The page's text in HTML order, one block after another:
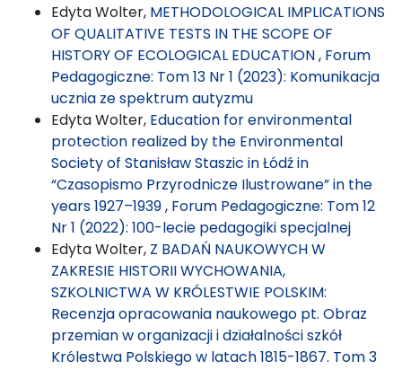
Edyta Wolter, METHODOLOGICAL IMPLICATIONS
OF QUALITATIVE TESTS IN THE SCOPE OF
HISTORY OF ECOLOGICAL EDUCATION, Forum
Pedagogiczne: Tom 13 Nr 1 (2023): Komunikacja
ucznia ze spektrum autyzmu
Edyta Wolter, Education for environmental
protection realized by the Environmental
Society of Stanisław Staszic in Łódź in
“Czasopismo Przyrodnicze Ilustrowane” in the
years 1927–1939, Forum Pedagogiczne: Tom 12
Nr 1 (2022): 100-lecie pedagogiki specjalnej
Edyta Wolter, Z BADAŃ NAUKOWYCH W
ZAKRESIE HISTORII WYCHOWANIA,
SZKOLNICTWA W KRÓLESTWIE POLSKIM:
Recenzja opracowania naukowego pt. Obraz
przemian w organizacji i działalności szkół
Królestwa Polskiego w latach 1815-1867. Tom 3